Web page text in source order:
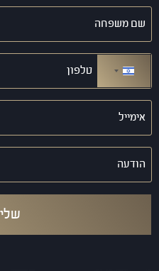
שם
משפחה
טלפון
(חובה)
ישראל +972
אימייל
(חובה)
הודעה